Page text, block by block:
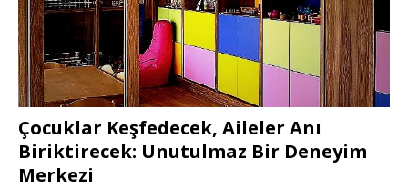
Çocuklar Keşfedecek, Aileler Anı
Biriktirecek: Unutulmaz Bir Deneyim
Merkezi